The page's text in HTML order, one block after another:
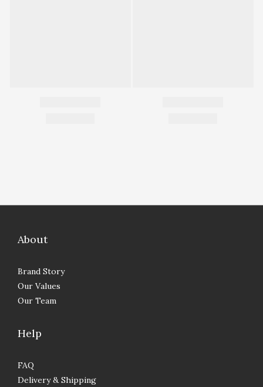
About
Brand Story
Our Values
Our Team
Help
FAQ
Delivery & Shipping